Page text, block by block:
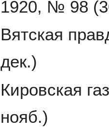
1920, № 98
Вятская
дек.)
Кировская
нояб.)